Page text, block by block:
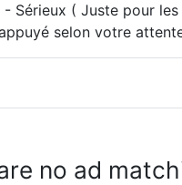
Sérieux ( Juste pour les
selon votre
no ad